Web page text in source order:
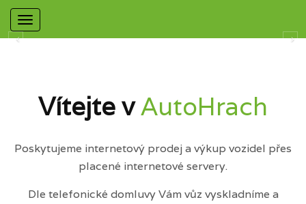
Mobilní
navigace
Vítejte vAutoHrach
Poskytujeme internetový prodej a výkup vozidel přes
placené internetové servery.
Dle telefonické domluvy Vám vůz vyskladníme a